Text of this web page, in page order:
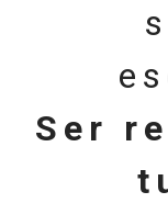
Ser